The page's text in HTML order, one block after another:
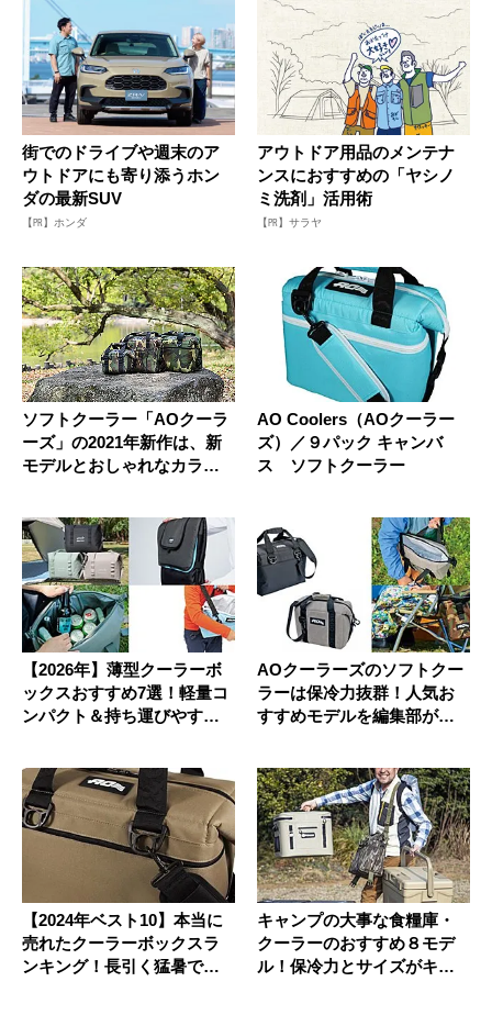
街でのドライブや週末のア
ウトドアにも寄り添うホン
ダの最新SUV
【PR】ホンダ
アウトドア用品のメンテナ
ンスにおすすめの「ヤシノ
ミ洗剤」活用術
【PR】サラヤ
ソフトクーラー「AOクーラ
ーズ」の2021年新作は、新
モデルとおしゃれなカラー
AO Coolers（AOクーラー
ズ）／９パック キャンバ
ス ソフトクーラー
【2026年】薄型クーラーボ
ックスおすすめ7選！軽量コ
ンパクト＆持ち運びやすい
AOクーラーズのソフトクー
ラーは保冷力抜群！人気お
すすめモデルを編集部がレ
【2024年ベスト10】本当に
売れたクーラーボックスラ
ンキング！長引く猛暑で小
キャンプの大事な食糧庫・
クーラーのおすすめ８モデ
ル！保冷力とサイズがキモ